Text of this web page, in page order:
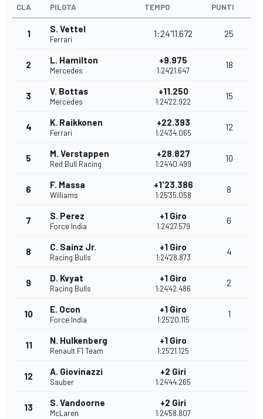
CLA PILOTA TEMPO PUNTI
1 S. Vettel
Ferrari
1:24'11.672 25
2 L. Hamilton
Mercedes
+9.975
1:24'21.647
18
3 V. Bottas
Mercedes
+11.250
1:24'22.922
15
4 K. Raikkonen
Ferrari
+22.393
1:24'34.065
12
5 M. Verstappen
Red Bull Racing
+28.827
1:24'40.499
10
6 F. Massa
Williams
+1'23.386
1:25'35.058
8
7 S. Perez
Force India
+1 Giro
1:24'27.579
6
8 C. Sainz Jr.
Racing Bulls
+1 Giro
1:24'28.873
4
9 D. Kvyat
Racing Bulls
+1 Giro
1:24'42.486
2
10 E. Ocon
Force India
+1 Giro
1:25'20.115
1
11 N. Hulkenberg
Renault F1 Team
+1 Giro
1:25'21.125
12 A. Giovinazzi
Sauber
+2 Giri
1:24'44.265
13 S. Vandoorne
McLaren
+2 Giri
1:24'58.807